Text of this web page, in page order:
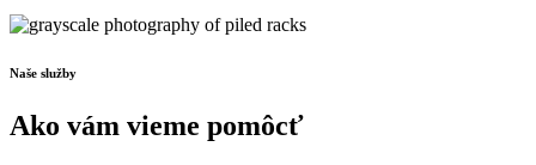
Naše služby
Ako vám vieme pomôcť